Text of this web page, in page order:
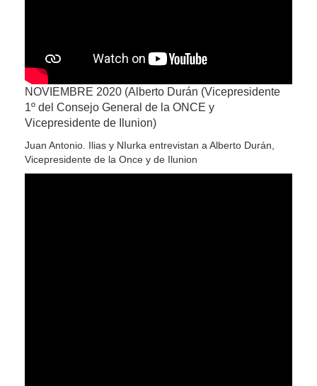
NOVIEMBRE 2020 (Alberto Durán (Vicepresidente
1º del Consejo General de la ONCE y
Vicepresidente de Ilunion)
Juan Antonio. Ilias y NIurka entrevistan a Alberto Durán,
Vicepresidente de la Once y de Ilunion